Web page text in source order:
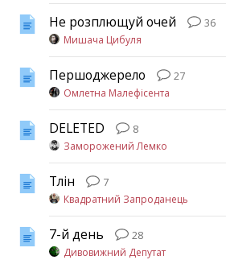
Не розплющуй очей
36
Мишача Цибуля
Першоджерело
27
Омлетна Малефісента
DELETED
8
Заморожений Лемко
Тлін
7
Квадратний Запроданець
7-й день
28
Дивовижний Депутат